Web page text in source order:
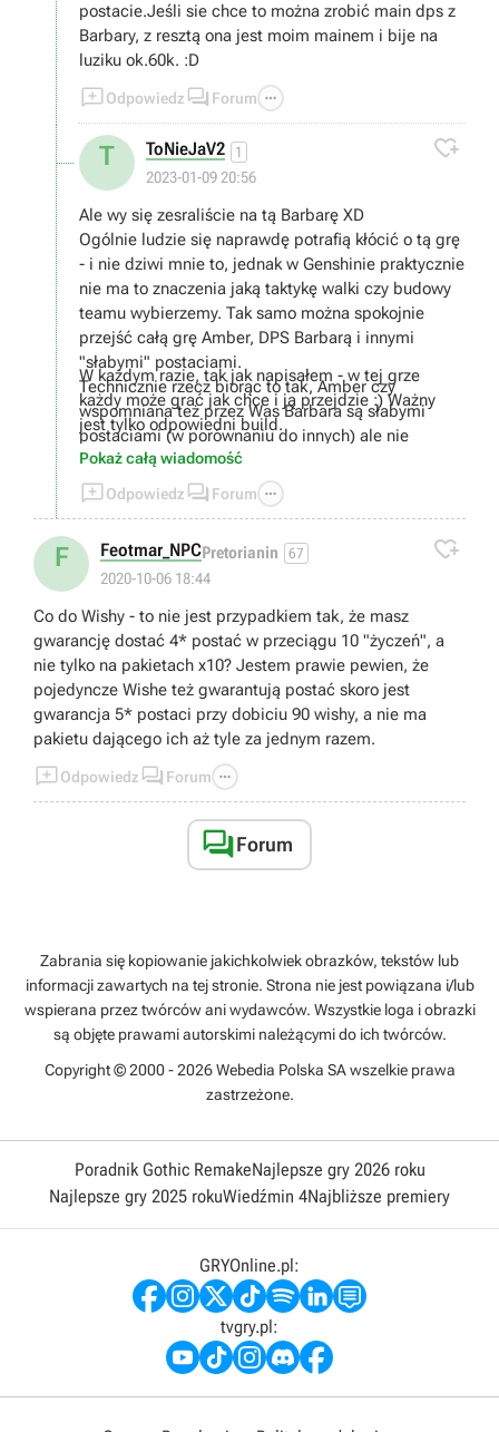
postacie.Jeśli sie chce to można zrobić main dps z
Barbary, z resztą ona jest moim mainem i bije na
luziku ok.60k. :D
Odpowiedz  Forum 
T ToNieJaV2 1
2023-01-09 20:56

Ale wy się zesraliście na tą Barbarę XD
Ogólnie ludzie się naprawdę potrafią kłócić o tą grę
- i nie dziwi mnie to, jednak w Genshinie praktycznie
nie ma to znaczenia jaką taktykę walki czy budowy
teamu wybierzemy. Tak samo można spokojnie
przejść całą grę Amber, DPS Barbarą i innymi
"słabymi" postaciami.
Technicznie rzecz biorąc to tak, Amber czy
wspomniana też przez Was Barbara są słabymi
postaciami (w porównaniu do innych) ale nie
oznacza to że są całkowicie bezużyteczne. Mają
wady jak i zalety. Np. Barbara jest całkiem spoko
f2p postacią do dendro teamu :)
healowanie nie jest bezużyteczne, wręcz
przeciwnie.
Swoje już w tej grze przeżyłem i nie raz taka postać
byłą koniecznością.
Teamy robiące tylko DMG też działają ale
powiedział bym że to bardziej na end game, no
chyba że ktoś jest absolutnym no lifem i w dodatku
ma super szczęście do artefaktów oraz wishowania.
Obecnie najbardziej popularne jest używanie tarczy
jako ratunku w kiepskich sytuacjach.
Samych DPS i sub-dps używa sięraczej na end
W każdym razie, tak jak napisałem - w tej grze
każdy może grać jak chce i ją przejdzie :) Ważny
jest tylko odpowiedni build.
Pokaż całą wiadomość
Odpowiedz  Forum 
F Feotmar_NPCPretorianin 67
2020-10-06 18:44

Co do Wishy - to nie jest przypadkiem tak, że masz
gwarancję dostać 4* postać w przeciągu 10 "życzeń", a
nie tylko na pakietach x10? Jestem prawie pewien, że
pojedyncze Wishe też gwarantują postać skoro jest
gwarancja 5* postaci przy dobiciu 90 wishy, a nie ma
pakietu dającego ich aż tyle za jednym razem.
Odpowiedz  Forum 
Forum
Zabrania się kopiowanie jakichkolwiek obrazków, tekstów lub
informacji zawartych na tej stronie. Strona nie jest powiązana i/lub
wspierana przez twórców ani wydawców. Wszystkie loga i obrazki
są objęte prawami autorskimi należącymi do ich twórców.
Copyright © 2000 - 2026 Webedia Polska SA wszelkie prawa
zastrzeżone.
Poradnik Gothic RemakeNajlepsze gry 2026 roku
Najlepsze gry 2025 rokuWiedźmin 4Najbliższe premiery
GRYOnline.pl:
tvgry.pl: